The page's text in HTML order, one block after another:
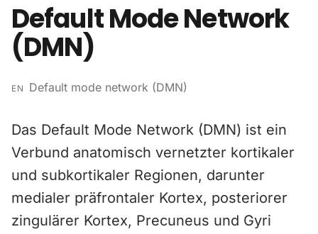
Default Mode Network
(DMN)
EN Default mode network (DMN)
Das Default Mode Network (DMN) ist ein
Verbund anatomisch vernetzter kortikaler
und subkortikaler Regionen, darunter
medialer präfrontaler Kortex, posteriorer
zingulärer Kortex, Precuneus und Gyri